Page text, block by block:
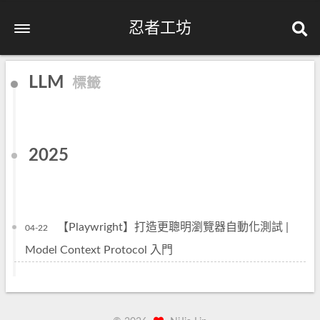
忍者工坊
LLM 標籤
2025
04-22
【Playwright】打造更聰明瀏覽器自動化測試 |
Model Context Protocol 入門